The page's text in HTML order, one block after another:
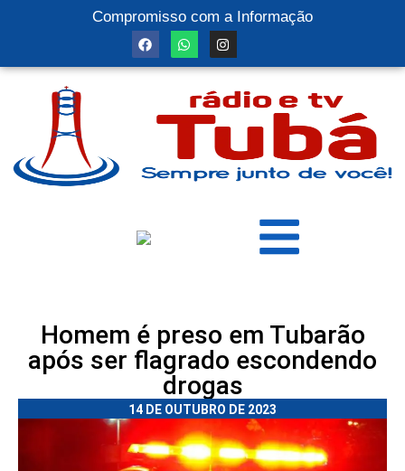
Compromisso com a Informação
Homem é preso em Tubarão
após ser flagrado escondendo
drogas
14 DE OUTUBRO DE 2023